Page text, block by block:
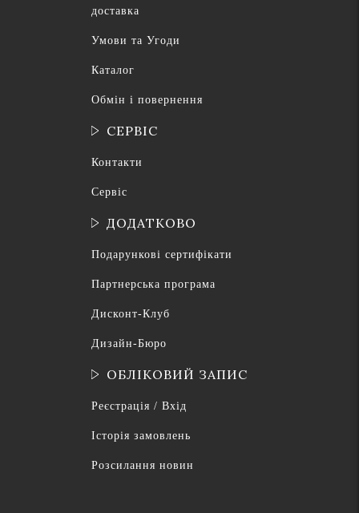
доставка
Умови та Угоди
Каталог
Обмін і повернення
СЕРВІС
Контакти
Сервіс
ДОДАТКОВО
Подарункові сертифікати
Партнерська програма
Дисконт-Клуб
Дизайн-Бюро
ОБЛІКОВИЙ ЗАПИС
Реєстрація / Вхід
Історія замовлень
Розсилання новин